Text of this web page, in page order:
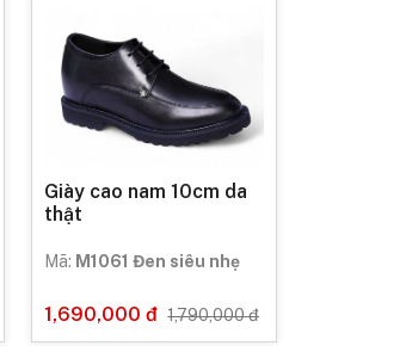
Giày cao nam 10cm da
thật
Mã: M1061 Đen siêu nhẹ
1,690,000 đ 1,790,000 đ